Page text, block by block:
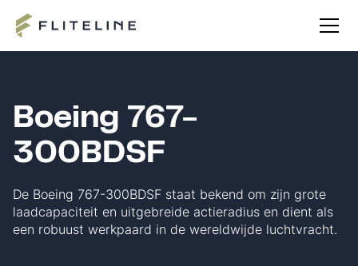
Boeing 767-
300BDSF
De Boeing 767-300BDSF staat bekend om zijn grote
laadcapaciteit en uitgebreide actieradius en dient als
een robuust werkpaard in de wereldwijde luchtvracht.